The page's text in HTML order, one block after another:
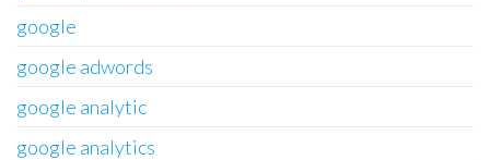
google
google adwords
google analytic
google analytics